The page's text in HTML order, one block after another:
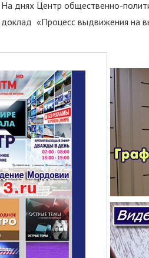
На днях Центр общественно-
доклад «Процесс выдвижения на